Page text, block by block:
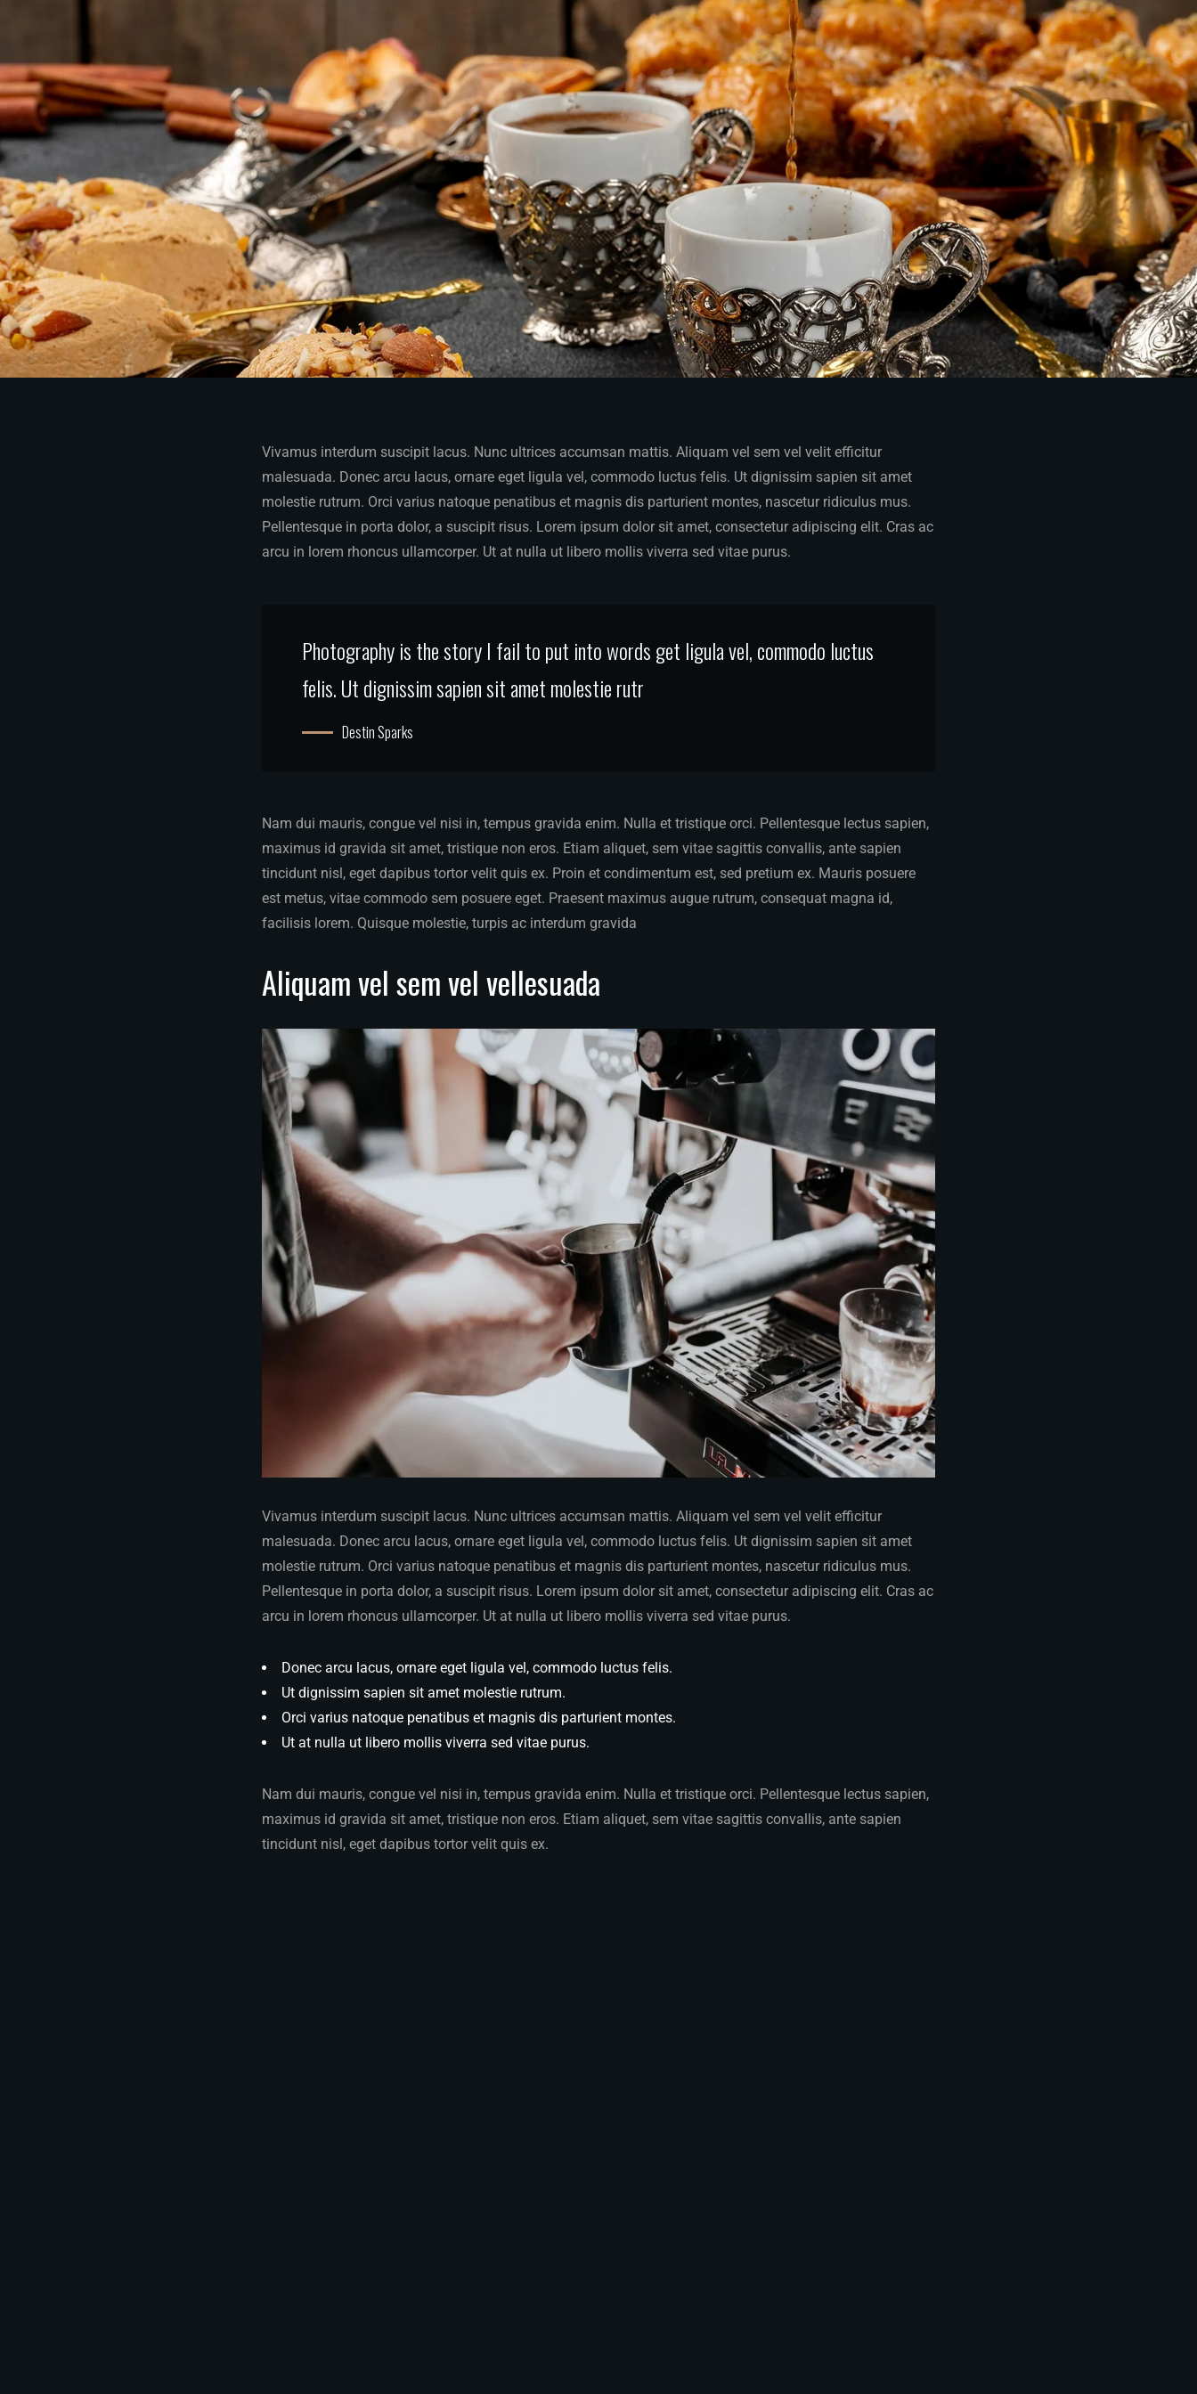
Vivamus interdum suscipit lacus. Nunc ultrices accumsan mattis. Aliquam vel sem vel velit efficitur
malesuada. Donec arcu lacus, ornare eget ligula vel, commodo luctus felis. Ut dignissim sapien sit amet
molestie rutrum. Orci varius natoque penatibus et magnis dis parturient montes, nascetur ridiculus mus.
Pellentesque in porta dolor, a suscipit risus. Lorem ipsum dolor sit amet, consectetur adipiscing elit. Cras ac
arcu in lorem rhoncus ullamcorper. Ut at nulla ut libero mollis viverra sed vitae purus.
Photography is the story I fail to put into words get ligula vel, commodo luctus
felis. Ut dignissim sapien sit amet molestie rutr
Destin Sparks
Nam dui mauris, congue vel nisi in, tempus gravida enim. Nulla et tristique orci. Pellentesque lectus sapien,
maximus id gravida sit amet, tristique non eros. Etiam aliquet, sem vitae sagittis convallis, ante sapien
tincidunt nisl, eget dapibus tortor velit quis ex. Proin et condimentum est, sed pretium ex. Mauris posuere
est metus, vitae commodo sem posuere eget. Praesent maximus augue rutrum, consequat magna id,
facilisis lorem. Quisque molestie, turpis ac interdum gravida
Aliquam vel sem vel vellesuada
Vivamus interdum suscipit lacus. Nunc ultrices accumsan mattis. Aliquam vel sem vel velit efficitur
malesuada. Donec arcu lacus, ornare eget ligula vel, commodo luctus felis. Ut dignissim sapien sit amet
molestie rutrum. Orci varius natoque penatibus et magnis dis parturient montes, nascetur ridiculus mus.
Pellentesque in porta dolor, a suscipit risus. Lorem ipsum dolor sit amet, consectetur adipiscing elit. Cras ac
arcu in lorem rhoncus ullamcorper. Ut at nulla ut libero mollis viverra sed vitae purus.
Donec arcu lacus, ornare eget ligula vel, commodo luctus felis.
Ut dignissim sapien sit amet molestie rutrum.
Orci varius natoque penatibus et magnis dis parturient montes.
Ut at nulla ut libero mollis viverra sed vitae purus.
Nam dui mauris, congue vel nisi in, tempus gravida enim. Nulla et tristique orci. Pellentesque lectus sapien,
maximus id gravida sit amet, tristique non eros. Etiam aliquet, sem vitae sagittis convallis, ante sapien
tincidunt nisl, eget dapibus tortor velit quis ex.